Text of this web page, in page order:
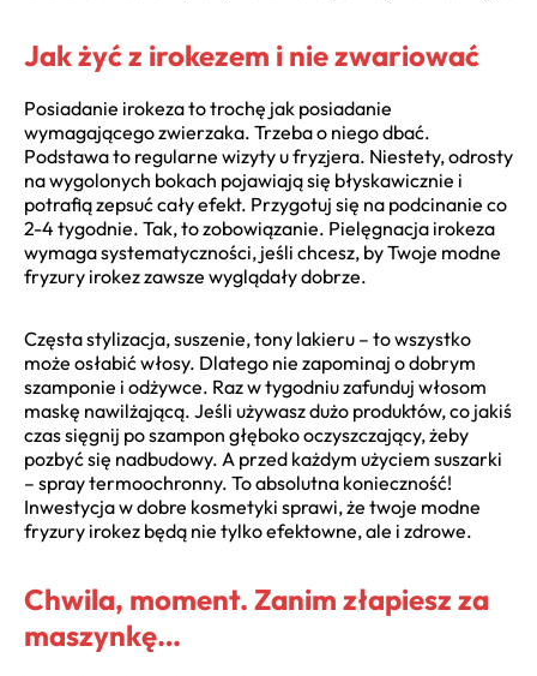
Jak żyć z irokezem i nie zwariować
Posiadanie irokeza to trochę jak posiadanie
wymagającego zwierzaka. Trzeba o niego dbać.
Podstawa to regularne wizyty u fryzjera. Niestety, odrosty
na wygolonych bokach pojawiają się błyskawicznie i
potrafią zepsuć cały efekt. Przygotuj się na podcinanie co
2-4 tygodnie. Tak, to zobowiązanie. Pielęgnacja irokeza
wymaga systematyczności, jeśli chcesz, by Twoje modne
fryzury irokez zawsze wyglądały dobrze.
Częsta stylizacja, suszenie, tony lakieru – to wszystko
może osłabić włosy. Dlatego nie zapominaj o dobrym
szamponie i odżywce. Raz w tygodniu zafunduj włosom
maskę nawilżającą. Jeśli używasz dużo produktów, co jakiś
czas sięgnij po szampon głęboko oczyszczający, żeby
pozbyć się nadbudowy. A przed każdym użyciem suszarki
– spray termoochronny. To absolutna konieczność!
Inwestycja w dobre kosmetyki sprawi, że twoje modne
fryzury irokez będą nie tylko efektowne, ale i zdrowe.
Chwila, moment. Zanim złapiesz za
maszynkę…